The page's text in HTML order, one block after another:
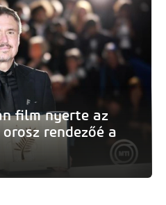
film nyerte az
rendezőé a